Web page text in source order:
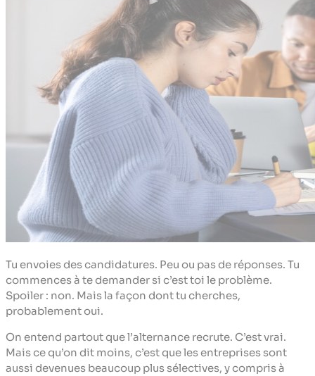
Tu envoies des candidatures. Peu ou pas de réponses. Tu
commences à te demander si c’est toi le problème.
Spoiler : non. Mais la façon dont tu cherches,
probablement oui.
On entend partout que l’alternance recrute. C’est vrai.
Mais ce qu’on dit moins, c’est que les entreprises sont
aussi devenues beaucoup plus sélectives, y compris à